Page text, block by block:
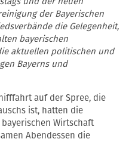
der Bayerischen
die Gelegenheit,
bayerischen
aktuellen politischen und
Bayerns und
auf der Spree, die
ist, hatten die
Wirtschaft
Abendessen die